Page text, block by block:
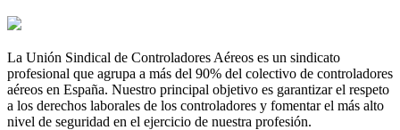
La Unión Sindical de Controladores Aéreos es un sindicato
profesional que agrupa a más del 90% del colectivo de controladores
aéreos en España. Nuestro principal objetivo es garantizar el respeto
a los derechos laborales de los controladores y fomentar el más alto
nivel de seguridad en el ejercicio de nuestra profesión.